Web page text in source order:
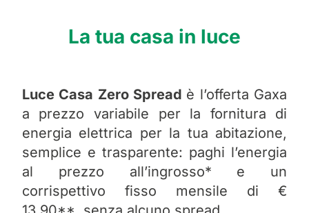
La tua casa in luce
Luce Casa Zero Spread è l’offerta Gaxa
a prezzo variabile per la fornitura di
energia elettrica per la tua abitazione,
semplice e trasparente: paghi l’energia
al prezzo all’ingrosso* e un
corrispettivo fisso mensile di €